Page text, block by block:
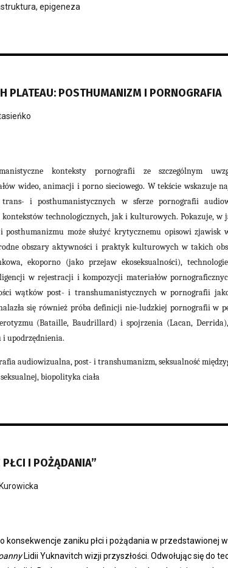
epigeneza
PLATEAU: POSTHUMANIZM I PORNOGRAFIA
konteksty pornografii ze szczególnym
wideo, animacji i porno sieciowego. W tekście wskazuje
trans- i posthumanistycznych w sferze pornografii
technologicznych, jak i kulturowych. Pokazuje, w
może służyć krytycznemu opisowi zjawisk
obszary aktywności i praktyk kulturowych w takich
ekoporno (jako przejaw ekoseksualności),
w rejestracji i kompozycji materiałów
wątków post- i transhumanistycznych w pornografii
się również próba definicji nie-ludzkiej pornografii w
(Bataille, Baudrillard) i spojrzenia (Lacan,
upodrzędnienia.
audiowizualna, post- i transhumanizm, seksualność
biopolityka ciała
PŁCI I POŻĄDANIA”
konsekwencje zaniku płci i pożądania w przedstawionej
Lidii Yuknavitch wizji przyszłości. Odwołując się do